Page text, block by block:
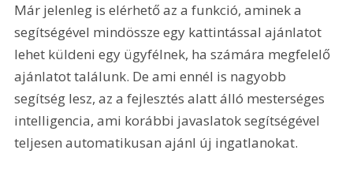
Már jelenleg is elérhető az a funkció, aminek a
segítségével mindössze egy kattintással ajánlatot
lehet küldeni egy ügyfélnek, ha számára megfelelő
ajánlatot találunk. De ami ennél is nagyobb
segítség lesz, az a fejlesztés alatt álló mesterséges
intelligencia, ami korábbi javaslatok segítségével
teljesen automatikusan ajánl új ingatlanokat.